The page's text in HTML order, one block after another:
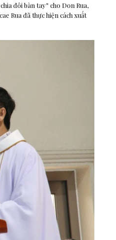
đôi bàn tay” cho Don Rua,
Rua đã thực hiện cách xuất